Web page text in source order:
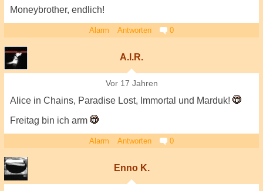
Moneybrother, endlich!
Alarm Antworten 0
A.I.R.
Vor 17 Jahren
Alice in Chains, Paradise Lost, Immortal und Marduk!
Freitag bin ich arm
Alarm Antworten 0
Enno K.